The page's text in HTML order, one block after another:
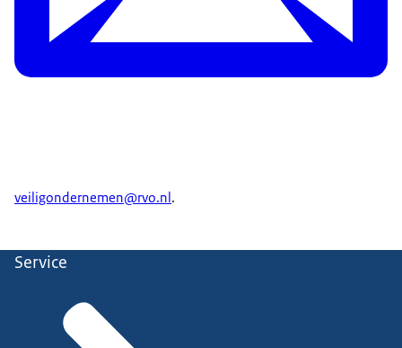
veiligondernemen@rvo.nl.
Service